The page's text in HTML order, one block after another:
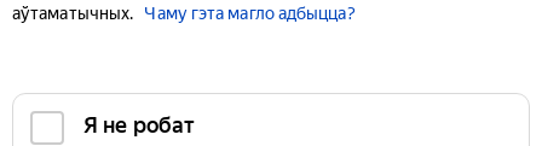
аўтаматычных.
Чаму гэта магло адбыцца?
Я не робат